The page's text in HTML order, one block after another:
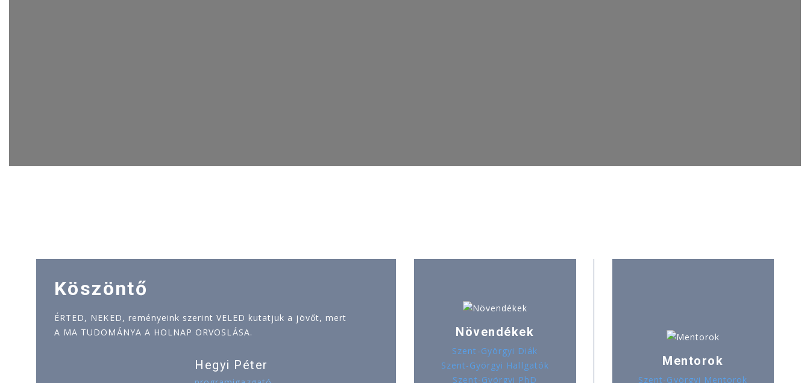
Köszöntő
ÉRTED, NEKED, reményeink szerint VELED kutatjuk a jövőt, mert
A MA TUDOMÁNYA A HOLNAP ORVOSLÁSA.
Hegyi Péter
Növendékek
Szent-Györgyi Diák
Szent-Györgyi Hallgatók
Szent-Györgyi PhD
Mentorok
Szent-Györgyi Mentorok